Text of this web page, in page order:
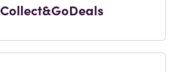
Collect&GoDeals